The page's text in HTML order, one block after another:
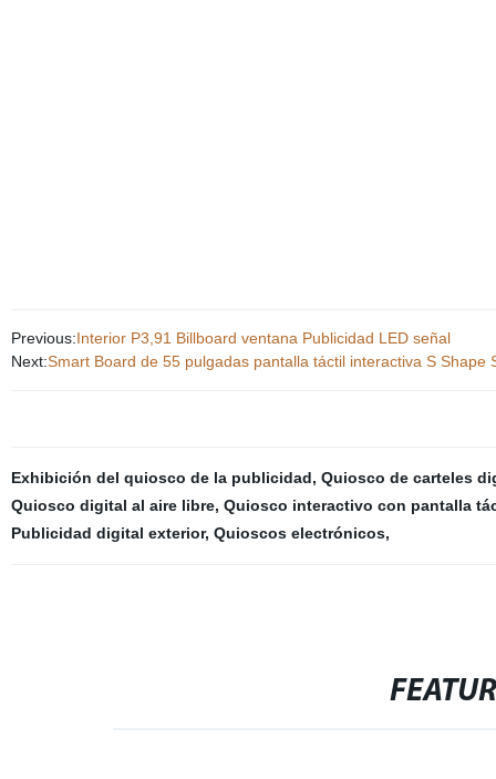
Previous:Interior P3,91 Billboard ventana Publicidad LED señal
Next:Smart Board de 55 pulgadas pantalla táctil interactiva S Shape
Exhibición del quiosco de la publicidad, Quiosco de carteles
Quiosco digital al aire libre, Quiosco interactivo con pantalla
Publicidad digital exterior, Quioscos electrónicos,